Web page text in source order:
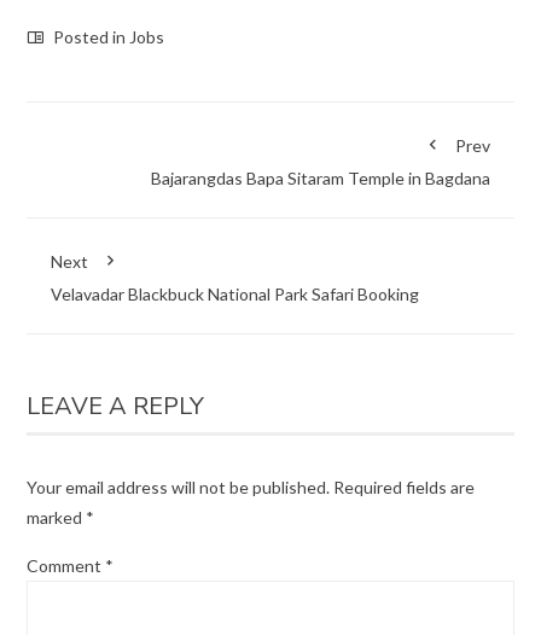
Posted in Jobs
Prev
Bajarangdas Bapa Sitaram Temple in Bagdana
Next
Velavadar Blackbuck National Park Safari Booking
LEAVE A REPLY
Your email address will not be published. Required fields are
marked *
Comment *